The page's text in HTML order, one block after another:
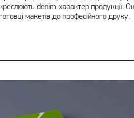
denim-характер продукції.
макетів до професійного друку.